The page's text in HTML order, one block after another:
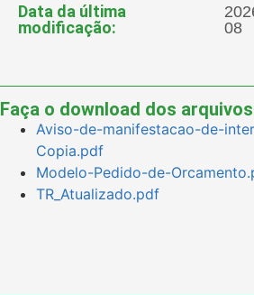
Data da última
modificação:
08
Faça o download dos
Aviso-de-manifestacao-de-
Copia.pdf
Modelo-Pedido-de-
TR_Atualizado.pdf